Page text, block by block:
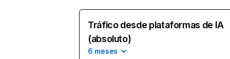
Tráfico desde plataformas de IA
(absoluto)
6 meses